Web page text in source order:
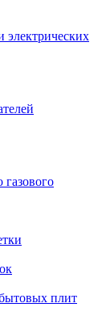
электрических
плит